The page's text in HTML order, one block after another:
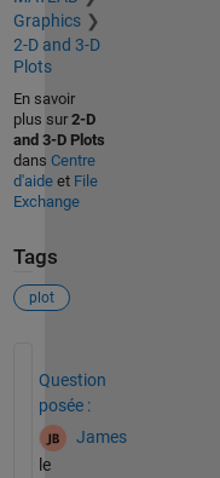
Graphics
2-D and 3-D
Plots
En savoir
plus sur 2-D
and 3-D Plots
dans Centre
d'aideet File
Exchange
Tags
plot
Question
posée :
James
le